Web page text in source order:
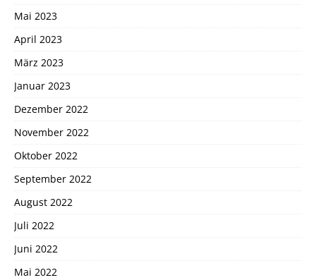
Mai 2023
April 2023
März 2023
Januar 2023
Dezember 2022
November 2022
Oktober 2022
September 2022
August 2022
Juli 2022
Juni 2022
Mai 2022